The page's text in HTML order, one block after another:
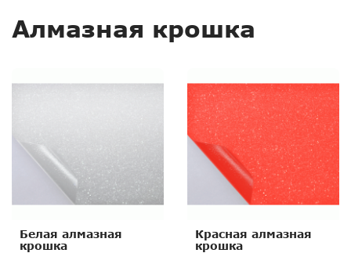
Алмазная крошка
Белая алмазная
крошка
Красная алмазная
крошка